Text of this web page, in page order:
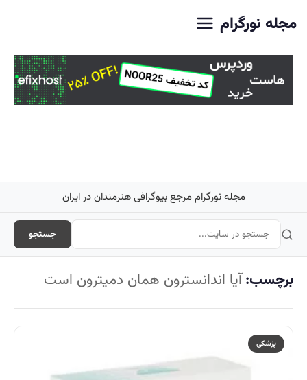
مجله نورگرام
مجله نورگرام مرجع بیوگرافی هنرمندان در ایران
جستجو
برچسب:آیا اندانسترون همان دمیترون است
پزشکی